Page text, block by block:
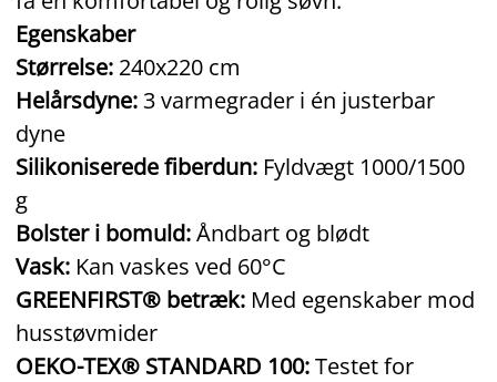
Egenskaber
Størrelse: 240x220 cm
Helårsdyne:3 varmegrader i én justerbar
dyne
Silikoniserede fiberdun: Fyldvægt 1000/1500
g
Bolster i bomuld:Åndbart og blødt
Vask: Kan vaskes ved 60°C
GREENFIRST® betræk: Med egenskaber mod
husstøvmider
OEKO-TEX® STANDARD 100:Testet for